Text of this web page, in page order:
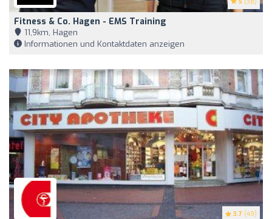
Fitness & Co. Hagen - EMS Training
11,9km, Hagen
Informationen und Kontaktdaten anzeigen
3.7 (49)